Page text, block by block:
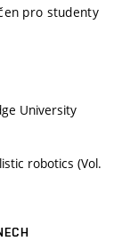
pro studenty
University
robotics (Vol.